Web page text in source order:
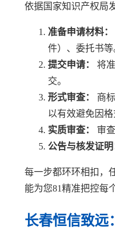
依据国家知识产权局
准备申请材料：
件）、委托书
提交申请：
将
交。
形式审查：
商
以有效避免因格
实质审查：
审
公告与核发证明
每一步都环环相扣，
能为您81精准把控每
长春恒信致远